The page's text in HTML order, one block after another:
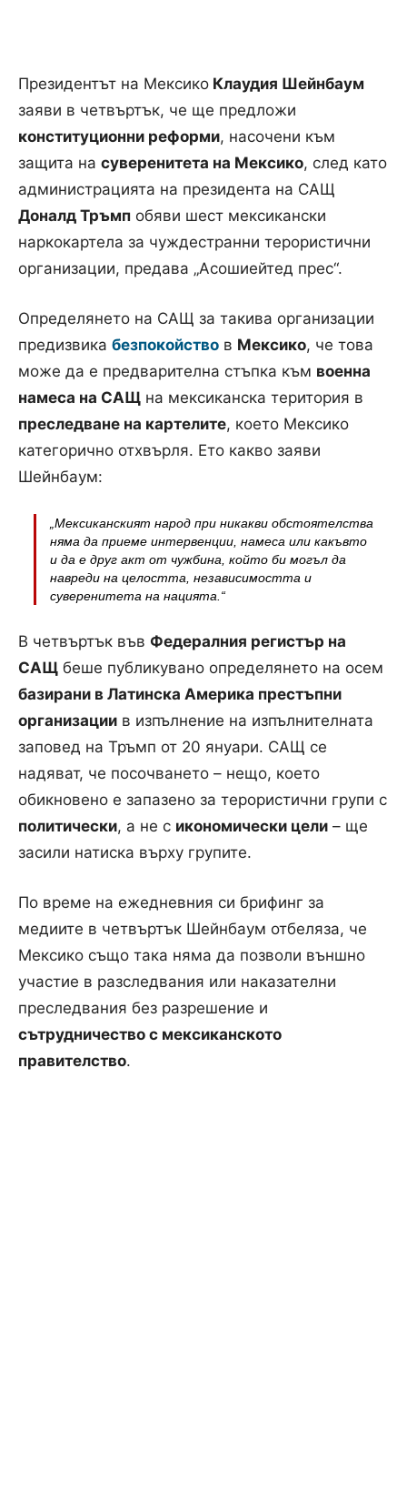
Президентът на Мексико Клаудия Шейнбаум
заяви в четвъртък, че ще предложи
конституционни реформи, насочени към
защита на суверенитета на Мексико, след като
администрацията на президента на САЩ
Доналд Тръмп обяви шест мексикански
наркокартела за чуждестранни терористични
организации, предава „Асошиейтед прес“.
Определянето на САЩ за такива организации
предизвика безпокойство в Мексико, че това
може да е предварителна стъпка към военна
намеса на САЩ на мексиканска територия в
преследване на картелите, което Мексико
категорично отхвърля. Ето какво заяви
Шейнбаум:
„Мексиканският народ при никакви обстоятелства
няма да приеме интервенции, намеса или какъвто
и да е друг акт от чужбина, който би могъл да
навреди на целостта, независимостта и
суверенитета на нацията .“
В четвъртък във Федералния регистър на
САЩ беше публикувано определянето на осем
базирани в Латинска Америка престъпни
организации в изпълнение на изпълнителната
заповед на Тръмп от 20 януари. САЩ се
надяват, че посочването – нещо, което
обикновено е запазено за терористични групи с
политически, а не с икономически цели – ще
засили натиска върху групите.
По време на ежедневния си брифинг за
медиите в четвъртък Шейнбаум отбеляза, че
Мексико също така няма да позволи външно
участие в разследвания или наказателни
преследвания без разрешение и
сътрудничество с мексиканското
правителство.